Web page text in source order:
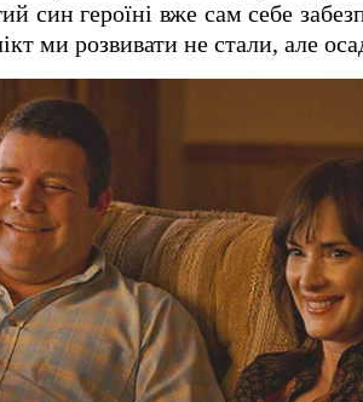
син героїні вже сам себе
ми розвивати не стали, але